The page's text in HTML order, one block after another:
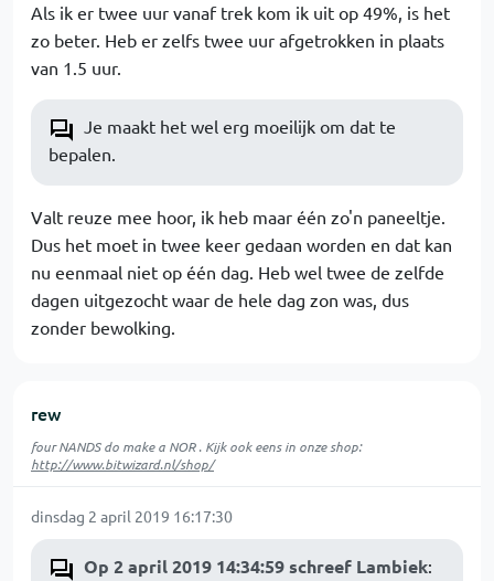
Als ik er twee uur vanaf trek kom ik uit op 49%, is het
zo beter. Heb er zelfs twee uur afgetrokken in plaats
van 1.5 uur.
Je maakt het wel erg moeilijk om dat te
bepalen.
Valt reuze mee hoor, ik heb maar één zo'n paneeltje.
Dus het moet in twee keer gedaan worden en dat kan
nu eenmaal niet op één dag. Heb wel twee de zelfde
dagen uitgezocht waar de hele dag zon was, dus
zonder bewolking.
rew
four NANDS do make a NOR . Kijk ook eens in onze shop:
http://www.bitwizard.nl/shop/
dinsdag 2 april 2019 16:17:30
Op 2 april 2019 14:34:59 schreef Lambiek: